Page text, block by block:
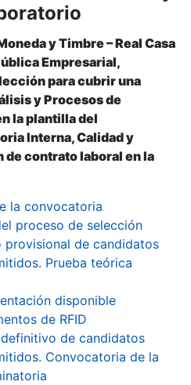
y Timbre – Real Casa
Empresarial,
para cubrir una
y Procesos de
la plantilla del
Interna, Calidad y
de contrato laboral en la
la convocatoria
proceso de selección
provisional de candidatos
Prueba teórica
disponible
de RFID
de candidatos
Convocatoria de la